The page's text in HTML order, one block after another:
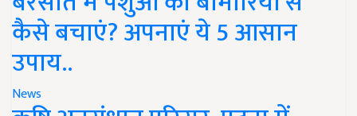
कैसे बचाएं? अपनाएं ये 5 आसान
उपाय..
News